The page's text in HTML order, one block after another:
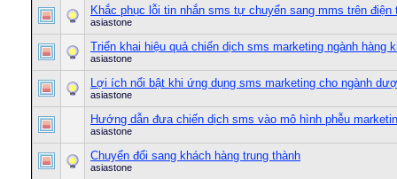
Khắc phục lỗi tin nhắn sms tự chuyển sang mms trên điện
asiastone
Triển khai hiệu quả chiến dịch sms marketing ngành hàng
asiastone
Lợi ích nổi bật khi ứng dụng sms marketing cho ngành
asiastone
Hướng dẫn đưa chiến dịch sms vào mô hình phễu
asiastone
Chuyển đổi sang khách hàng trung thành
asiastone